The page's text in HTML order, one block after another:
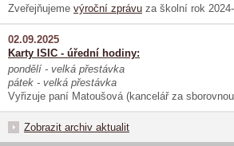
Zveřejňujeme výroční zprávu za školní rok 2024-
02.09.2025
Karty ISIC - úřední hodiny:
pondělí - velká přestávka
pátek - velká přestávka
Vyřizuje paní Matoušová (kancelář za
Zobrazit archiv aktualit